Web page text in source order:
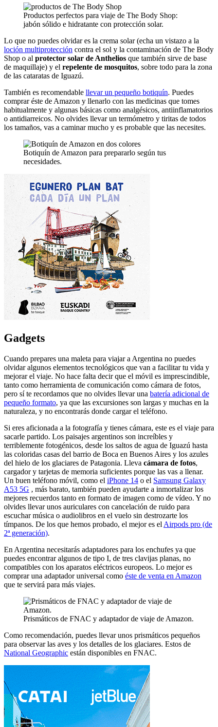
Productos perfectos para viaje de The Body Shop:
jabón sólido e hidratante con protección solar.
Lo que no puedes olvidar es la crema solar (echa un vistazo a la
loción multiprotección contra el sol y la contaminación de The Body
Shop o al protector solar de Anthelios que también sirve de base
de maquillaje) y el repelente de mosquitos, sobre todo para la zona
de las cataratas de Iguazú.
También es recomendable llevar un pequeño botiquín. Puedes
comprar éste de Amazon y llenarlo con las medicinas que tomes
habitualmente y algunas básicas como analgésicos, antiinflamatorios
o antidiarreicos. No olvides llevar un termómetro y tiritas de todos
los tamaños, vas a caminar mucho y es probable que las necesites.
Botiquín de Amazon para prepararlo según tus
necesidades.
Gadgets
Cuando prepares una maleta para viajar a Argentina no puedes
olvidar algunos elementos tecnológicos que van a facilitar tu vida y
mejorar el viaje. No hace falta decir que el móvil es imprescindible,
tanto como herramienta de comunicación como cámara de fotos,
pero sí te recordamos que no olvides llevar una batería adicional de
pequeño formato, ya que las excursiones son largas y muchas en la
naturaleza, y no encontrarás donde cargar el teléfono.
Si eres aficionada a la fotografía y tienes cámara, este es el viaje para
sacarle partido. Los paisajes argentinos son increíbles y
terriblemente fotogénicos, desde los saltos de agua de Iguazú hasta
las coloridas casas del barrio de Boca en Buenos Aires y los azules
del hielo de los glaciares de Patagonia. Lleva cámara de fotos,
cargador y tarjetas de memoria suficientes porque las vas a llenar.
Un buen teléfono móvil, como el iPhone 14 o el Samsung Galaxy
A53 5G , más barato, también pueden ayudarte a inmortalizar los
mejores recuerdos tanto en formato de imagen como de vídeo. Y no
olvides llevar unos auriculares con cancelación de ruido para
escuchar música o audiolibros en el vuelo sin destrozarte los
tímpanos. De los que hemos probado, el mejor es el Airpods pro (de
2ª generación).
En Argentina necesitarás adaptadores para los enchufes ya que
puedes encontrar algunos de tipo I, de tres clavijas planas, no
compatibles con los aparatos eléctricos europeos. Lo mejor es
comprar una adaptador universal como éste de venta en Amazon
que te servirá para más viajes.
Prismáticos de FNAC y adaptador de viaje de Amazon.
Como recomendación, puedes llevar unos prismáticos pequeños
para observar las aves y los detalles de los glaciares. Estos de
National Geographic están disponibles en FNAC.